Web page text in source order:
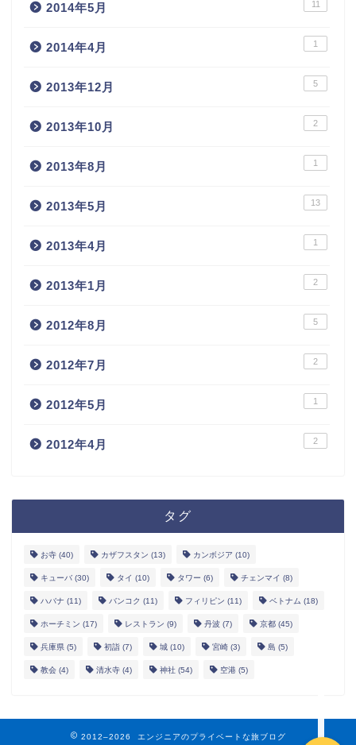
2014年5月 11
2014年4月 1
2013年12月 5
2013年10月 2
2013年8月 1
2013年5月 13
2013年4月 1
2013年1月 2
2012年8月 5
2012年7月 2
2012年5月 1
2012年4月 2
タグ
お寺 (40) カザフスタン (13) カンボジア (10)
キューバ (30) タイ (10) タワー (6) チェンマイ (8)
ハバナ (11) バンコク (11) フィリピン (11) ベトナム (18)
ホーチミン (17) レストラン (9) 丹波 (7) 京都 (45)
兵庫県 (5) 初詣 (7) 城 (10) 宮崎 (3) 島 (5)
教会 (4) 清水寺 (4) 神社 (54) 空港 (5)
2012–2026 エンジニアのプライベートな旅ブログ